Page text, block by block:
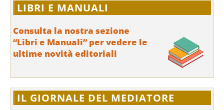
LIBRI E MANUALI
Consulta la nostra sezione
“Libri e Manuali” per vedere le
ultime novità editoriali
IL GIORNALE DEL MEDIATORE